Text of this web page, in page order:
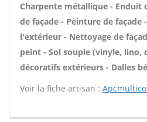
Charpente métallique - Enduit
de façade - Peinture de façade
l'extérieur - Nettoyage de
peint - Sol souple (vinyle, lino,
décoratifs extérieurs - Dalles
Voir la fiche artisan :